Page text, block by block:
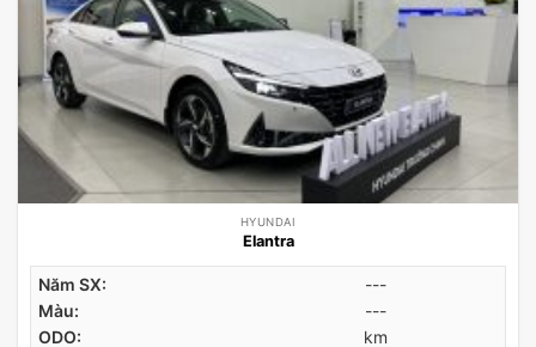
HYUNDAI
Elantra
Năm SX:
---
Màu:
---
ODO:
km